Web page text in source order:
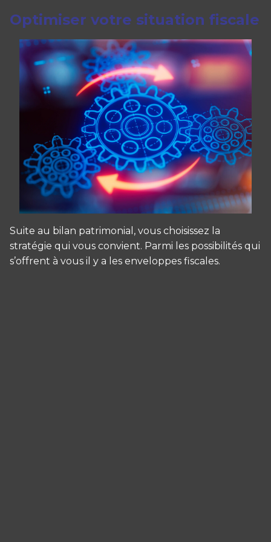
Optimiser votre situation fiscale
Suite au bilan patrimonial, vous choisissez la
stratégie qui vous convient. Parmi les possibilités qui
s’offrent à vous il y a les enveloppes fiscales.